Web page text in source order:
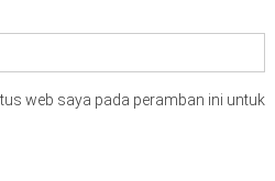
web saya pada peramban ini untuk